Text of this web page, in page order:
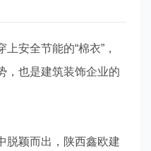
上安全节能的“棉衣”，
，也是建筑装饰企业的
脱颖而出，陕西鑫欧建